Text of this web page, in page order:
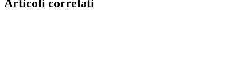
Articoli correlati